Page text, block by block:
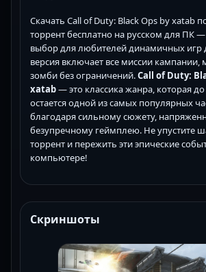
Скачать Call of Duty: Black Ops by xatab
торрент бесплатно на русском для ПК
выбор для любителей динамичных игр
версия включает все миссии кампании,
зомби без ограничений.Call of Duty:
xatab— это классика жанра, которая
остается одной из самых популярных
благодаря сильному сюжету,
безупречному геймплею. Не упустите
торрент и пережить эти эпические
компьютере!
Скриншоты